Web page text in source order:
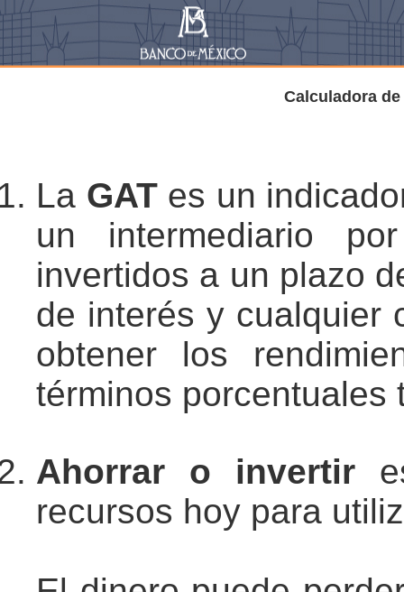
Calculadora
La GATes un
un intermediario
invertidos a un plazo
de interés y cualquier
obtener los
términos porcentuales
Ahorrar o invertir
recursos hoy para